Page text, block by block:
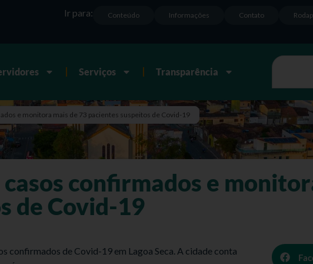
Contato
Informações
Conteúdo
Ir para:
Serviços Transparência
e monitora mais de 73 pacientes suspeitos de Covid-19
casos confirmados e
de Covid-19
confirmados de Covid-19 em Lagoa Seca. A cidade conta